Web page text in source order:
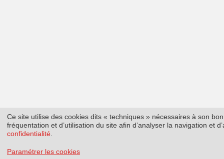
Ce site utilise des cookies dits « techniques » nécessaires à son
fréquentation et d’utilisation du site afin d’analyser la navigation et
confidentialité
Paramétrer les cookies